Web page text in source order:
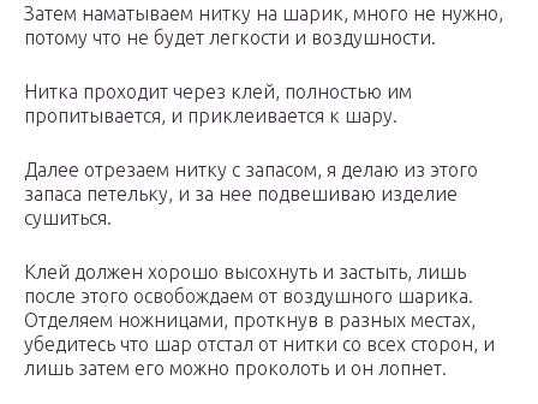
Затем наматываем нитку на шарик, много не нужно,
потому что не будет легкости и воздушности.
Нитка проходит через клей, полностью им
пропитывается, и приклеивается к шару.
Далее отрезаем нитку с запасом, я делаю из этого
запаса петельку, и за нее подвешиваю изделие
сушиться.
Клей должен хорошо высохнуть и застыть, лишь
после этого освобождаем от воздушного шарика.
Отделяем ножницами, проткнув в разных местах,
убедитесь что шар отстал от нитки со всех сторон, и
лишь затем его можно проколоть и он лопнет.